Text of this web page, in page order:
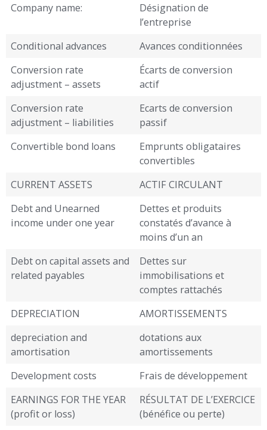
Company name:
Désignation de
l’entreprise
Conditional advances
Avances conditionnées
Conversion rate
adjustment – assets
Écarts de conversion
actif
Conversion rate
adjustment – liabilities
Ecarts de conversion
passif
Convertible bond loans
Emprunts obligataires
convertibles
CURRENT ASSETS
ACTIF CIRCULANT
Debt and Unearned
income under one year
Dettes et produits
constatés d’avance à
moins d’un an
Debt on capital assets and
related payables
Dettes sur
immobilisations et
comptes rattachés
DEPRECIATION
AMORTISSEMENTS
depreciation and
amortisation
dotations aux
amortissements
Development costs
Frais de développement
EARNINGS FOR THE YEAR
(profit or loss)
RÉSULTAT DE L’EXERCICE
(bénéfice ou perte)